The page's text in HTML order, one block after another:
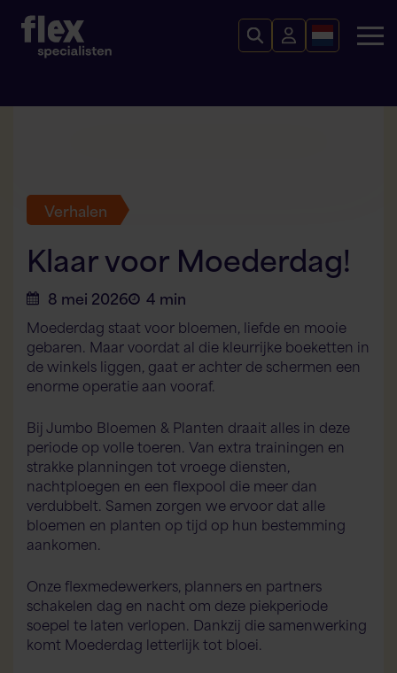
Verhalen
Klaar voor Moederdag!
8 mei 2026 4 min
Moederdag staat voor bloemen, liefde en mooie
gebaren. Maar voordat al die kleurrijke boeketten in
de winkels liggen, gaat er achter de schermen een
enorme operatie aan vooraf.
Bij Jumbo Bloemen & Planten draait alles in deze
periode op volle toeren. Van extra trainingen en
strakke planningen tot vroege diensten,
nachtploegen en een flexpool die meer dan
verdubbelt. Samen zorgen we ervoor dat alle
bloemen en planten op tijd op hun bestemming
aankomen.
Onze flexmedewerkers, planners en partners
schakelen dag en nacht om deze piekperiode
soepel te laten verlopen. Dankzij die samenwerking
komt Moederdag letterlijk tot bloei.